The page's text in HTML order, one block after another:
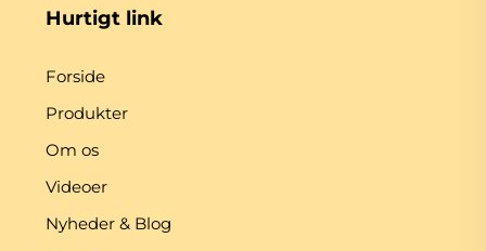
Hurtigt link
Forside
Produkter
Om os
Videoer
Nyheder & Blog